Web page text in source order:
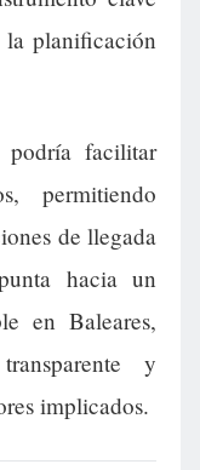
planificación
facilitar
permitiendo
de llegada
hacia un
en Baleares,
y
implicados.